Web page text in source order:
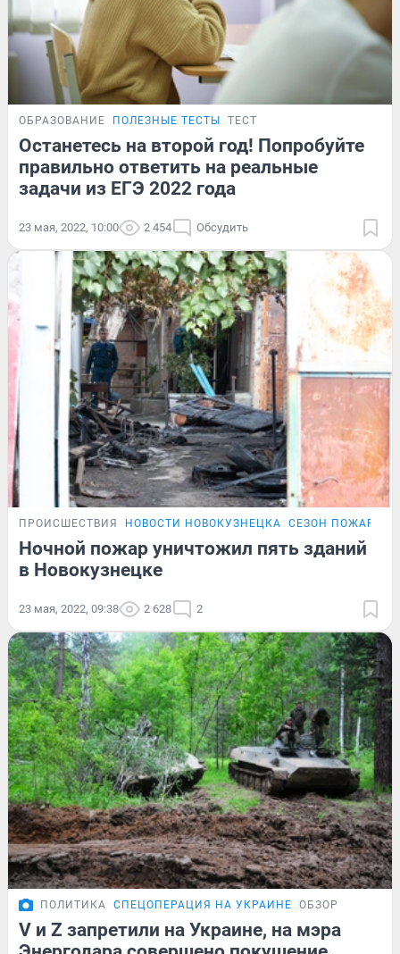
ОБРАЗОВАНИЕ ПОЛЕЗНЫЕ ТЕСТЫ ТЕСТ
Останетесь на второй год! Попробуйте
правильно ответить на реальные
задачи из ЕГЭ 2022 года
23 мая, 2022, 10:00 2 454 Обсудить
ПРОИСШЕСТВИЯ НОВОСТИ НОВОКУЗНЕЦКА СЕЗОН ПОЖАРОВ
Ночной пожар уничтожил пять зданий
в Новокузнецке
23 мая, 2022, 09:38 2 628 2
ПОЛИТИКА СПЕЦОПЕРАЦИЯ НА УКРАИНЕ ОБЗОР
V и Z запретили на Украине, на мэра